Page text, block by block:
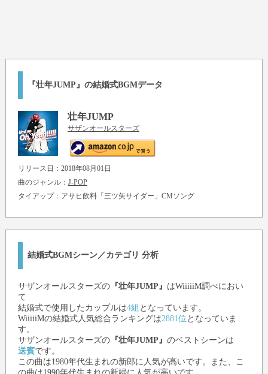
『壮年JUMP』の結婚式BGMデータ
壮年JUMP
サザンオールスターズ
リリース日：2018年08月01日
曲のジャンル： J-POP
タイアップ：アサヒ飲料「三ツ矢サイダー」CMソング
結婚式BGMシーン／カテゴリ 分析
サザンオールスターズの『壮年JUMP』 はWiiiiiM調べにおい
て
結婚式で使用したカップルは4組 となっています。
WiiiiiMの結婚式人気総合ランキングは2881位 となっていま
す。
サザンオールスターズの『壮年JUMP』 のベストシーンは
送賓です。
この曲は1980年代生まれの新郎に人気が高いです。また、こ